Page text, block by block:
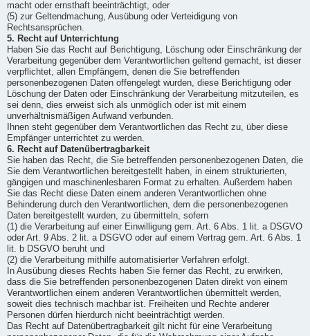
macht oder ernsthaft beeinträchtigt, oder
(5) zur Geltendmachung, Ausübung oder Verteidigung von
Rechtsansprüchen.
5. Recht auf Unterrichtung
Haben Sie das Recht auf Berichtigung, Löschung oder Einschränkung der
Verarbeitung gegenüber dem Verantwortlichen geltend gemacht, ist dieser
verpflichtet, allen Empfängern, denen die Sie betreffenden
personenbezogenen Daten offengelegt wurden, diese Berichtigung oder
Löschung der Daten oder Einschränkung der Verarbeitung mitzuteilen, es
sei denn, dies erweist sich als unmöglich oder ist mit einem
unverhältnismäßigen Aufwand verbunden.
Ihnen steht gegenüber dem Verantwortlichen das Recht zu, über diese
Empfänger unterrichtet zu werden.
6. Recht auf Datenübertragbarkeit
Sie haben das Recht, die Sie betreffenden personenbezogenen Daten, die
Sie dem Verantwortlichen bereitgestellt haben, in einem strukturierten,
gängigen und maschinenlesbaren Format zu erhalten. Außerdem haben
Sie das Recht diese Daten einem anderen Verantwortlichen ohne
Behinderung durch den Verantwortlichen, dem die personenbezogenen
Daten bereitgestellt wurden, zu übermitteln, sofern
(1) die Verarbeitung auf einer Einwilligung gem. Art. 6 Abs. 1 lit. a DSGVO
oder Art. 9 Abs. 2 lit. a DSGVO oder auf einem Vertrag gem. Art. 6 Abs. 1
lit. b DSGVO beruht und
(2) die Verarbeitung mithilfe automatisierter Verfahren erfolgt.
In Ausübung dieses Rechts haben Sie ferner das Recht, zu erwirken,
dass die Sie betreffenden personenbezogenen Daten direkt von einem
Verantwortlichen einem anderen Verantwortlichen übermittelt werden,
soweit dies technisch machbar ist. Freiheiten und Rechte anderer
Personen dürfen hierdurch nicht beeinträchtigt werden.
Das Recht auf Datenübertragbarkeit gilt nicht für eine Verarbeitung